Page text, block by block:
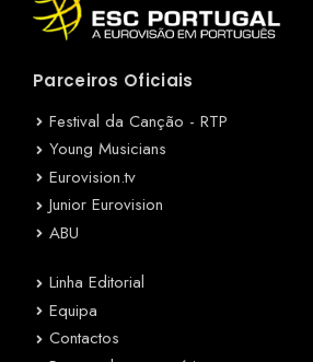
Parceiros Oficiais
Festival da Canção - RTP
Young Musicians
Eurovision.tv
Junior Eurovision
ABU
Linha Editorial
Equipa
Contactos